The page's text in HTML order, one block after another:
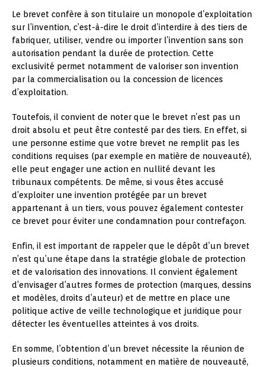
Le brevet confère à son titulaire un monopole d’exploitation
sur l’invention, c’est-à-dire le droit d’interdire à des tiers de
fabriquer, utiliser, vendre ou importer l’invention sans son
autorisation pendant la durée de protection. Cette
exclusivité permet notamment de valoriser son invention
par la commercialisation ou la concession de licences
d’exploitation.
Toutefois, il convient de noter que le brevet n’est pas un
droit absolu et peut être contesté par des tiers. En effet, si
une personne estime que votre brevet ne remplit pas les
conditions requises (par exemple en matière de nouveauté),
elle peut engager une action en nullité devant les
tribunaux compétents. De même, si vous êtes accusé
d’exploiter une invention protégée par un brevet
appartenant à un tiers, vous pouvez également contester
ce brevet pour éviter une condamnation pour contrefaçon.
Enfin, il est important de rappeler que le dépôt d’un brevet
n’est qu’une étape dans la stratégie globale de protection
et de valorisation des innovations. Il convient également
d’envisager d’autres formes de protection (marques, dessins
et modèles, droits d’auteur) et de mettre en place une
politique active de veille technologique et juridique pour
détecter les éventuelles atteintes à vos droits.
En somme, l’obtention d’un brevet nécessite la réunion de
plusieurs conditions, notamment en matière de nouveauté,